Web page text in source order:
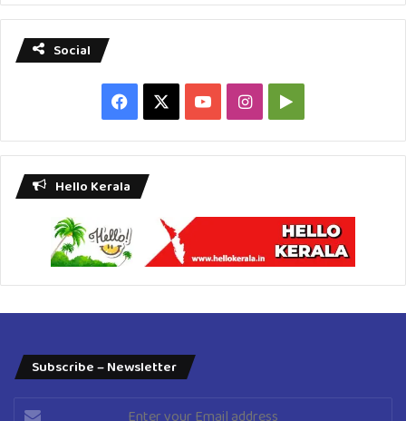
Social
Facebook YouTubeInstagramGoogle
Play
Hello Kerala
Subscribe – Newsletter
Enter